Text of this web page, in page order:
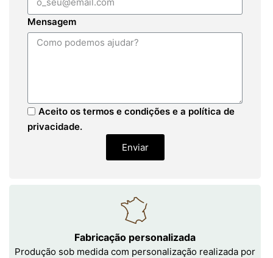
Mensagem
Aceito os termos e condições e a política de
privacidade.
Enviar
Fabricação personalizada
Produção sob medida com personalização realizada por